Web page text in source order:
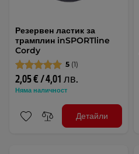
Резервен ластик за
трамплин inSPORTline
Cordy
5 (1)
2,05 € / 4,01 лв.
Няма наличност
Детайли